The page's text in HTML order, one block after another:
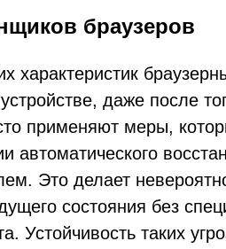
браузеров
даже после
применяют меры,
автоматического
Это делает
состояния без
Устойчивость таких